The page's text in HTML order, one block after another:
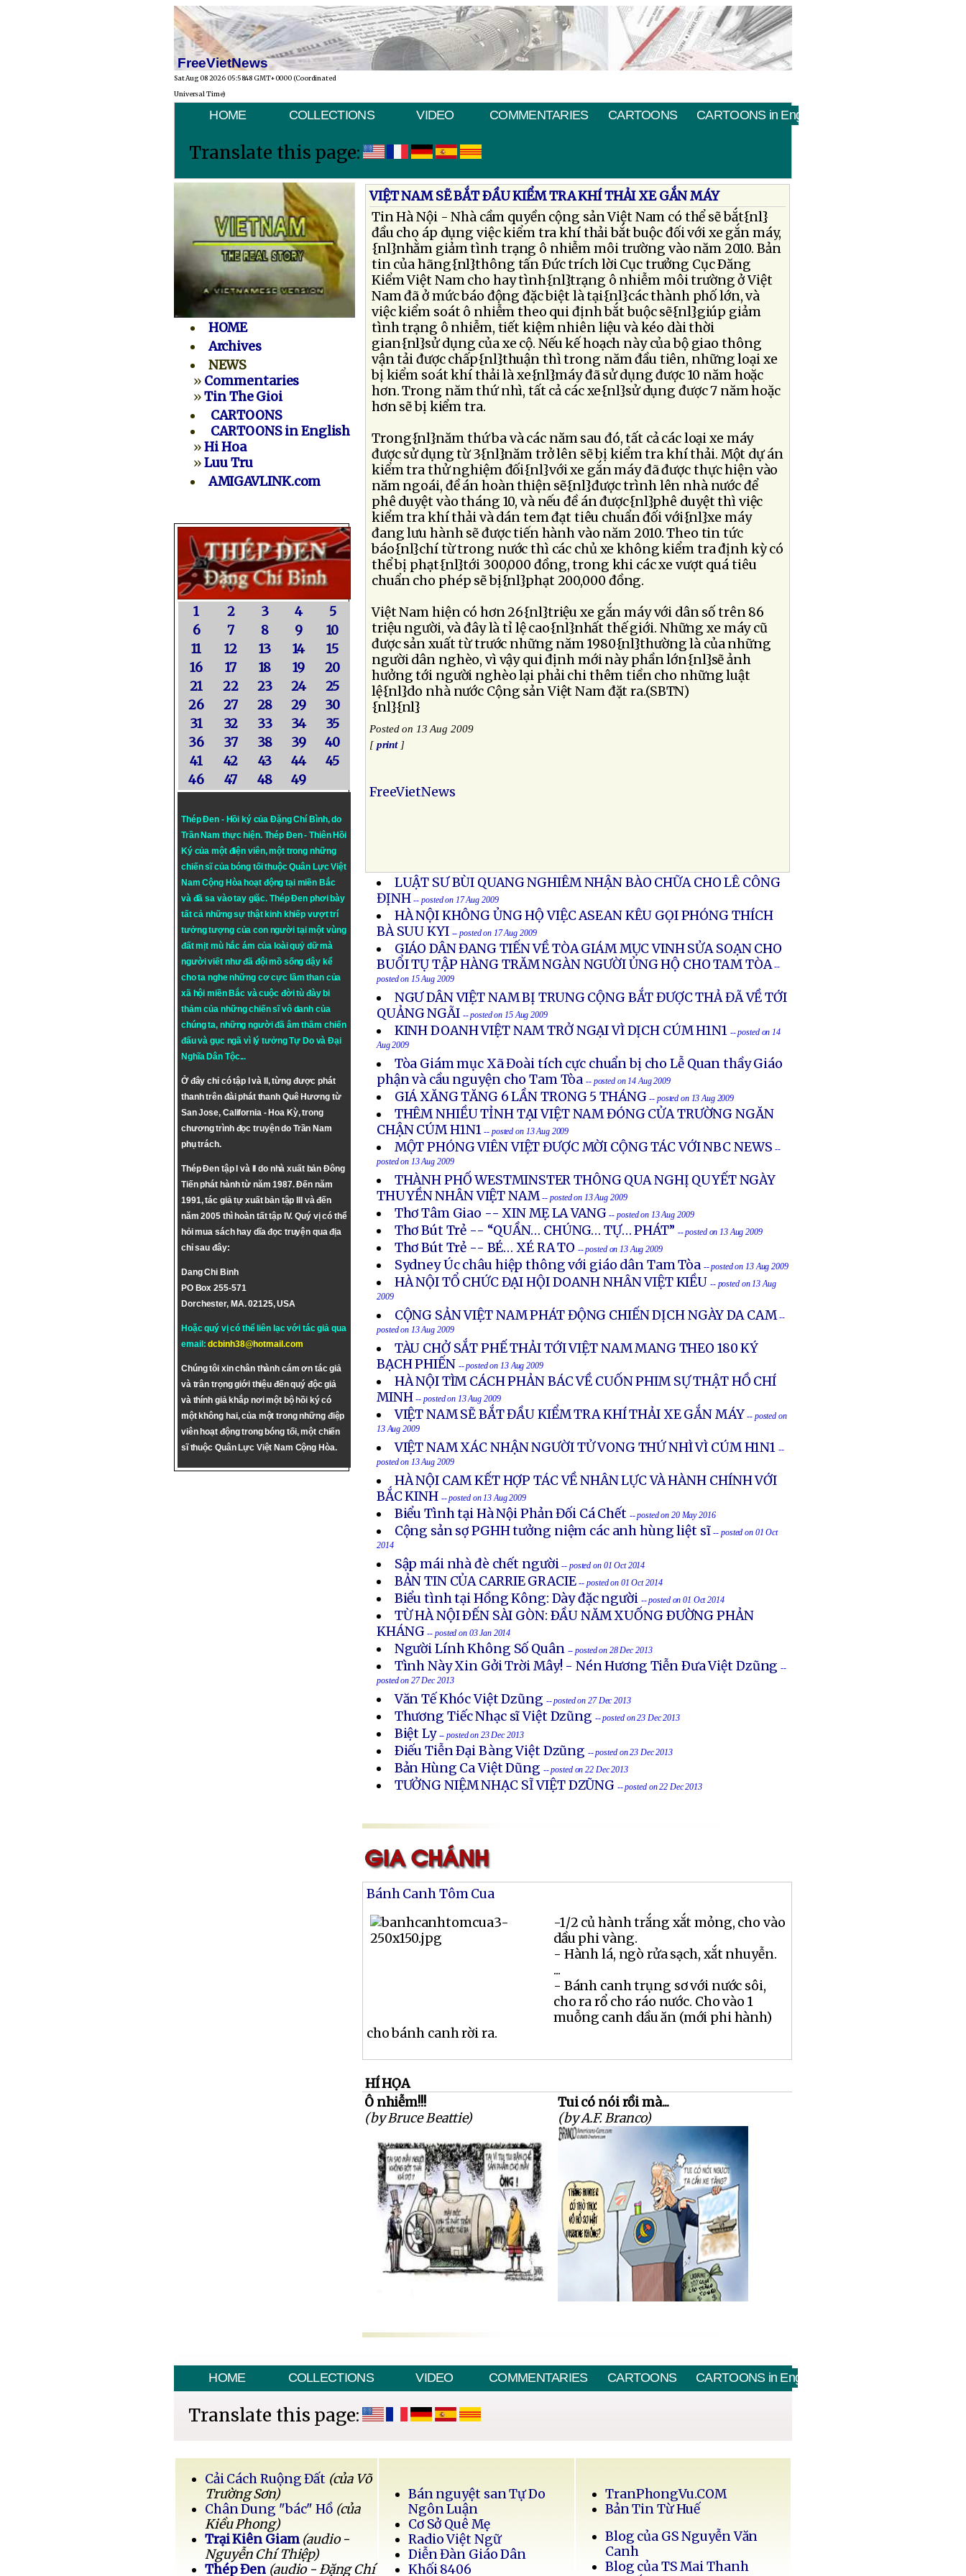
FreeVietNews
Sat Aug 08 2026 05:58:48 GMT+0000 (Coordinated
Universal Time)
HOME COLLECTIONS VIDEO COMMENTARIES CARTOONS CARTOONS in English
Translate this page:
HOME
Archives
NEWS
» Commentaries
»Tin The Gioi
CARTOONS
CARTOONS in English
»Hi Hoa
»Luu Tru
AMIGAVLINK.com
1 2 3 4
5
6
7 8 9
10
11
12 13 14
15
16
17 18 19
20
21
22 23 24
25
26
27 28 29
30
31
32 33 34
35
36
37 38 39
40
41
42 43 44
45
46
47 48 49
Thép Đen - Hồi ký của Đặng Chí Bình, do
Trần Nam thực hiện. Thép Đen- Thiên Hồi
Ký của một điện viên, một trong những
chiến sĩ của bóng tối thuộc Quân Lực Việt
Nam Cộng Hòa hoạt động tại miền Bắc
và đã sa vào tay giặc. Thép Đen phơi bày
tất cả những sự thật kinh khiếp vượt trí
tưởng tượng của con người tại một vùng
đất mịt mù hắc ám của loài quỷ dữ mà
người viết như đã đội mồ sống dậy kể
cho ta nghe những cơ cực lầm than của
xã hội miền Bắc và cuộc đời tù đày bi
thảm của những chiến sĩ vô danh của
chúng ta, những người đã âm thầm chiến
đấu và gục ngã vì lý tưởngTự DovàĐại
Nghĩa Dân Tộc...
Ở đây chỉ có tập I và II, từng được phát
thanh trên đài phát thanh Quê Hương từ
San Jose, California - Hoa Kỳ, trong
chương trình đọc truyện do Trần Nam
phụ trách.
Thép Đen tập I và II do nhà xuất bản Đông
Tiến phát hành từ năm 1987. Đến năm
1991, tác giả tự xuất bản tập III và đến
năm 2005 thì hoàn tất tập IV. Quý vị có thể
hỏi mua sách hay dĩa đọc truyện qua địa
chỉ sau đây:
Dang Chi Binh
PO Box 255-571
Dorchester, MA. 02125, USA
Hoặc quý vị có thể liên lạc với tác giả qua
email:dcbinh38@hotmail.com
Chúng tôi xin chân thành cám ơn tác giả
và trân trọng giới thiệu đến quý độc giả
và thính giả khắp nơi một bộ hồi ký có
một không hai, của một trong những điệp
viên hoạt động trong bóng tối, một chiến
sĩ thuộc Quân Lực Việt Nam Cộng Hòa.
VIỆT NAM SẼ BẮT ÐẦU KIỂM TRA KHÍ THẢI XE GẮN MÁY
Tin Hà Nội - Nhà cầm quyền cộng sản Việt Nam có thể sẽ bắt{nl}
đầu cho áp dụng việc kiểm tra khí thải bắt buộc đối với xe gắn máy,
{nl}nhằm giảm tình trạng ô nhiễm môi trường vào năm 2010. Bản
tin của hãng{nl}thông tấn Ðức trích lời Cục trưởng Cục Ðăng
Kiểm Việt Nam cho hay tình{nl}trạng ô nhiễm môi trường ở Việt
Nam đã ở mức báo động đặc biệt là tại{nl}các thành phố lớn, và
việc kiểm soát ô nhiễm theo qui định bắt buộc sẽ{nl}giúp giảm
tình trạng ô nhiễm, tiết kiệm nhiên liệu và kéo dài thời
gian{nl}sử dụng của xe cộ. Nếu kế hoạch này của bộ giao thông
vận tải được chấp{nl}thuận thì trong năm đầu tiên, những loại xe
bị kiểm soát khí thải là xe{nl}máy đã sử dụng được 10 năm hoặc
hơn. Trong năm thứ nhì, tất cả các xe{nl}sử dụng được 7 năm hoặc
hơn sẽ bị kiểm tra.
Trong{nl}năm thứ ba và các năm sau đó, tất cả các loại xe máy
được sử dụng từ 3{nl}năm trở lên sẽ bị kiểm tra khí thải. Một dự án
kiểm tra thử nghiệm đối{nl}với xe gắn máy đã được thực hiện vào
năm ngoái, đề án hoàn thiện sẽ{nl}được trình lên nhà nước để
phê duyệt vào tháng 10, và nếu đề án được{nl}phê duyệt thì việc
kiểm tra khí thải và dán tem đạt tiêu chuẩn đối với{nl}xe máy
đang lưu hành sẽ được tiến hành vào năm 2010. Theo tin tức
báo{nl}chí từ trong nước thì các chủ xe không kiểm tra định kỳ có
thể bị phạt{nl}tới 300,000 đồng, trong khi các xe vượt quá tiêu
chuẩn cho phép sẽ bị{nl}phạt 200,000 đồng.
Việt Nam hiện có hơn 26{nl}triệu xe gắn máy với dân số trên 86
triệu người, và đây là tỉ lệ cao{nl}nhất thế giới. Những xe máy cũ
được sản xuất từ trước những năm 1980{nl}thường là của những
người dân nghèo, vì vậy qui định mới này phần lớn{nl}sẽ ảnh
hưởng tới người nghèo lại phải chi thêm tiền cho những luật
lệ{nl}do nhà nước Cộng sản Việt Nam đặt ra.(SBTN)
{nl}{nl}
Posted on 13 Aug 2009
[print]
FreeVietNews
LUẬT SƯ BÙI QUANG NGHIÊM NHẬN BÀO CHỮA CHO LÊ CÔNG
ĐỊNH -- posted on 17 Aug 2009
HÀ NỘI KHÔNG ỦNG HỘ VIỆC ASEAN KÊU GỌI PHÓNG THÍCH
BÀ SUU KYI -- posted on 17 Aug 2009
GIÁO DÂN ĐANG TIẾN VỀ TÒA GIÁM MỤC VINH SỬA SOẠN CHO
BUỔI TỤ TẬP HÀNG TRĂM NGÀN NGƯỜI ỦNG HỘ CHO TAM TÒA --
posted on 15 Aug 2009
NGƯ DÂN VIỆT NAM BỊ TRUNG CỘNG BẮT ĐƯỢC THẢ ĐÃ VỀ TỚI
QUẢNG NGÃI -- posted on 15 Aug 2009
KINH DOANH VIỆT NAM TRỞ NGẠI VÌ DỊCH CÚM H1N1 -- posted on 14
Aug 2009
Tòa Giám mục Xã Đoài tích cực chuẩn bị cho Lễ Quan thầy Giáo
phận và cầu nguyện cho Tam Tòa -- posted on 14 Aug 2009
GIÁ XĂNG TĂNG 6 LẦN TRONG 5 THÁNG -- posted on 13 Aug 2009
THÊM NHIỀU TỈNH TẠI VIỆT NAM ĐÓNG CỬA TRƯỜNG NGĂN
CHẬN CÚM H1N1 -- posted on 13 Aug 2009
MỘT PHÓNG VIÊN VIỆT ĐƯỢC MỜI CỘNG TÁC VỚI NBC NEWS --
posted on 13 Aug 2009
THÀNH PHỐ WESTMINSTER THÔNG QUA NGHỊ QUYẾT NGÀY
THUYỀN NHÂN VIỆT NAM -- posted on 13 Aug 2009
Thơ Tâm Giao -- XIN MẸ LA VANG -- posted on 13 Aug 2009
Thơ Bút Trẻ -- “QUẦN… CHÚNG… TỰ… PHÁT” -- posted on 13 Aug 2009
Thơ Bút Trẻ -- BÉ… XÉ RA TO -- posted on 13 Aug 2009
Sydney Úc châu hiệp thông với giáo dân Tam Tòa -- posted on 13 Aug 2009
HÀ NỘI TỔ CHỨC ĐẠI HỘI DOANH NHÂN VIỆT KIỀU -- posted on 13 Aug
2009
CỘNG SẢN VIỆT NAM PHÁT ĐỘNG CHIẾN DỊCH NGÀY DA CAM --
posted on 13 Aug 2009
TÀU CHỞ SẮT PHẾ THẢI TỚI VIỆT NAM MANG THEO 180 KÝ
BẠCH PHIẾN -- posted on 13 Aug 2009
HÀ NỘI TÌM CÁCH PHẢN BÁC VỀ CUỐN PHIM SỰ THẬT HỒ CHÍ
MINH -- posted on 13 Aug 2009
VIỆT NAM SẼ BẮT ĐẦU KIỂM TRA KHÍ THẢI XE GẮN MÁY-- posted on
13 Aug 2009
VIỆT NAM XÁC NHẬN NGƯỜI TỬ VONG THỨ NHÌ VÌ CÚM H1N1 --
posted on 13 Aug 2009
HÀ NỘI CAM KẾT HỢP TÁC VỀ NHÂN LỰC VÀ HÀNH CHÍNH VỚI
BẮC KINH -- posted on 13 Aug 2009
Biểu Tình tại Hà Nội Phản Đối Cá Chết -- posted on 20 May 2016
Cộng sản sợ PGHH tưởng niệm các anh hùng liệt sĩ -- posted on 01 Oct
2014
Sập mái nhà đè chết người -- posted on 01 Oct 2014
BẢN TIN CỦA CARRIE GRACIE-- posted on 01 Oct 2014
Biểu tình tại Hồng Kông: Dày đặc người -- posted on 01 Oct 2014
TỪ HÀ NỘI ÐẾN SÀI GÒN: ÐẦU NĂM XUỐNG ÐƯỜNG PHẢN
KHÁNG-- posted on 03 Jan 2014
Người Lính Không Số Quân -- posted on 28 Dec 2013
Tình Này Xin Gởi Trời Mây! - Nén Hương Tiễn Ðưa Việt Dzũng --
posted on 27 Dec 2013
Văn Tế Khóc Việt Dzũng -- posted on 27 Dec 2013
Thương Tiếc Nhạc sĩ Việt Dzũng -- posted on 23 Dec 2013
Biệt Ly -- posted on 23 Dec 2013
Ðiếu Tiễn Ðại Bàng Việt Dzũng -- posted on 23 Dec 2013
Bản Hùng Ca Việt Dũng -- posted on 22 Dec 2013
TƯỞNG NIỆM NHẠC SĨ VIỆT DZŨNG -- posted on 22 Dec 2013
Bánh Canh Tôm Cua
-1/2 củ hành trắng xắt mỏng, cho vào
dầu phi vàng.
- Hành lá, ngò rửa sạch, xắt nhuyễn.
...
- Bánh canh trụng sơ với nước sôi,
cho ra rổ cho ráo nước. Cho vào 1
muỗng canh dầu ăn (mới phi hành)
cho bánh canh rời ra.
HÍ HỌA
Ô nhiễm!!!
(by Bruce Beattie)
Tui có nói rồi mà...
(by A.F. Branco)
HOME COLLECTIONS VIDEO COMMENTARIES CARTOONS CARTOONS in English
Translate this page:
Cải Cách Ruộng Đất (của Võ
Trường Sơn)
Chân Dung "bác" Hồ (của
Kiều Phong)
Trại Kiên Giam (audio -
Nguyễn Chí Thiệp)
Thép Đen (audio - Đặng Chí
Bán nguyệt san Tự Do
Ngôn Luận
Cơ Sở Quê Mẹ
Radio Việt Ngữ
Diễn Đàn Giáo Dân
Khối 8406
TranPhongVu.COM
Bản Tin Từ Huế
Blog của GS Nguyễn Văn
Canh
Blog của TS Mai Thanh